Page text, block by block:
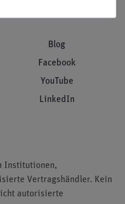
Blog
Facebook
YouTube
LinkedIn
Institutionen,
Vertragshändler. Kein
autorisierte